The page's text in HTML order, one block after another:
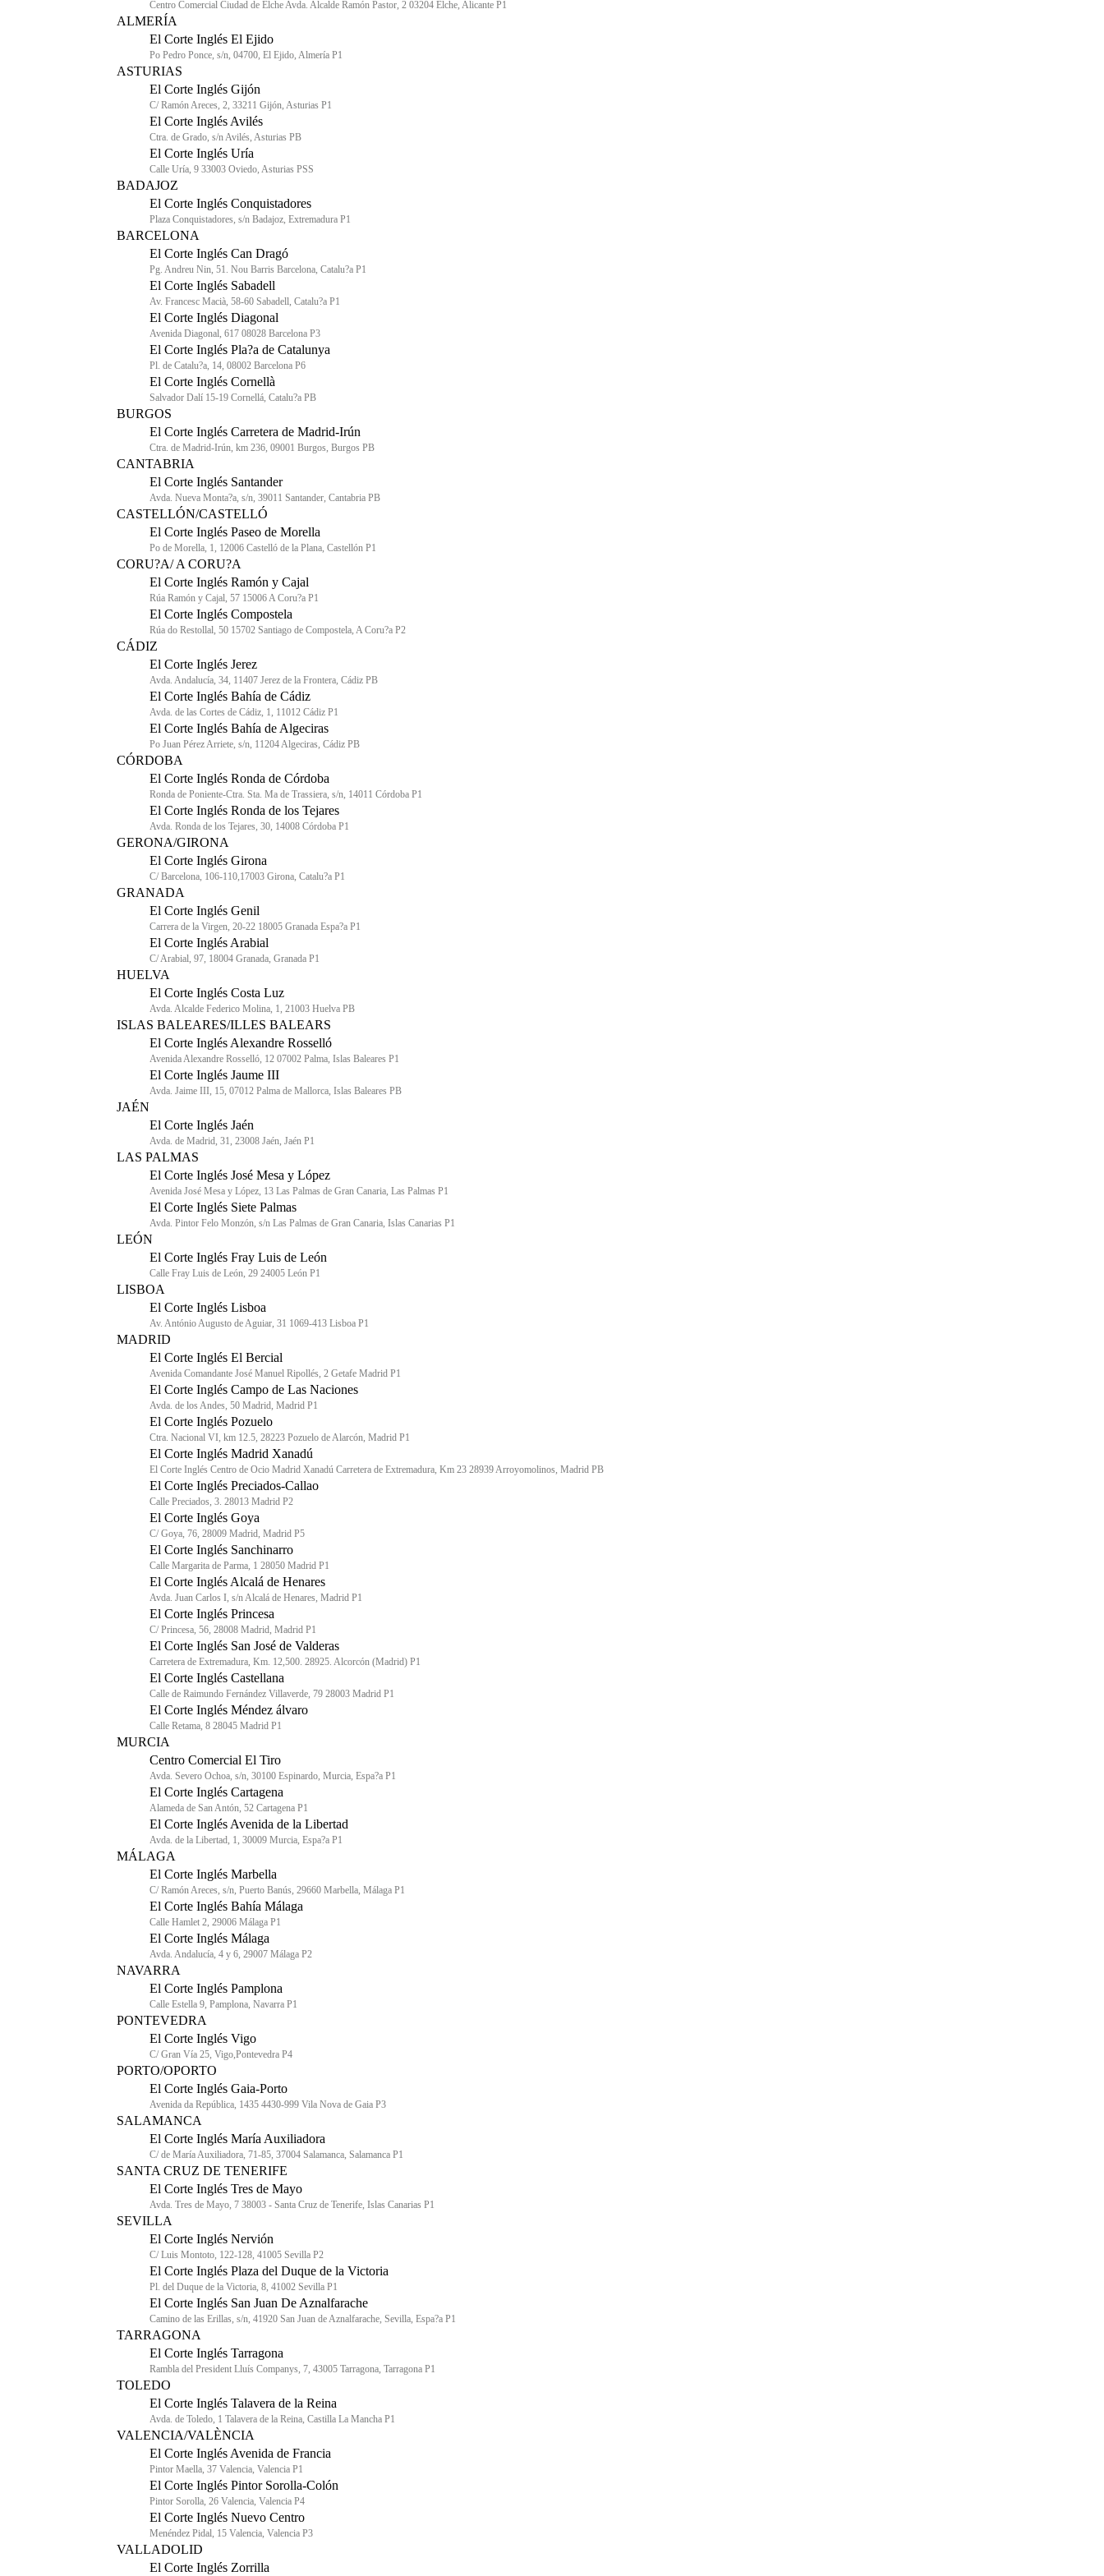
Centro Comercial Ciudad de Elche Avda. Alcalde Ramón Pastor, 2 03204 Elche, Alicante P1
ALMERÍA
El Corte Inglés El Ejido
Po Pedro Ponce, s/n, 04700, El Ejido, Almería P1
ASTURIAS
El Corte Inglés Gijón
C/ Ramón Areces, 2, 33211 Gijón, Asturias P1
El Corte Inglés Avilés
Ctra. de Grado, s/n Avilés, Asturias PB
El Corte Inglés Uría
Calle Uría, 9 33003 Oviedo, Asturias PSS
BADAJOZ
El Corte Inglés Conquistadores
Plaza Conquistadores, s/n Badajoz, Extremadura P1
BARCELONA
El Corte Inglés Can Dragó
Pg. Andreu Nin, 51. Nou Barris Barcelona, Catalu?a P1
El Corte Inglés Sabadell
Av. Francesc Macià, 58-60 Sabadell, Catalu?a P1
El Corte Inglés Diagonal
Avenida Diagonal, 617 08028 Barcelona P3
El Corte Inglés Pla?a de Catalunya
Pl. de Catalu?a, 14, 08002 Barcelona P6
El Corte Inglés Cornellà
Salvador Dalí 15-19 Cornellá, Catalu?a PB
BURGOS
El Corte Inglés Carretera de Madrid-Irún
Ctra. de Madrid-Irún, km 236, 09001 Burgos, Burgos PB
CANTABRIA
El Corte Inglés Santander
Avda. Nueva Monta?a, s/n, 39011 Santander, Cantabria PB
CASTELLÓN/CASTELLÓ
El Corte Inglés Paseo de Morella
Po de Morella, 1, 12006 Castelló de la Plana, Castellón P1
CORU?A/ A CORU?A
El Corte Inglés Ramón y Cajal
Rúa Ramón y Cajal, 57 15006 A Coru?a P1
El Corte Inglés Compostela
Rúa do Restollal, 50 15702 Santiago de Compostela, A Coru?a P2
CÁDIZ
El Corte Inglés Jerez
Avda. Andalucía, 34, 11407 Jerez de la Frontera, Cádiz PB
El Corte Inglés Bahía de Cádiz
Avda. de las Cortes de Cádiz, 1, 11012 Cádiz P1
El Corte Inglés Bahía de Algeciras
Po Juan Pérez Arriete, s/n, 11204 Algeciras, Cádiz PB
CÓRDOBA
El Corte Inglés Ronda de Córdoba
Ronda de Poniente-Ctra. Sta. Ma de Trassiera, s/n, 14011 Córdoba P1
El Corte Inglés Ronda de los Tejares
Avda. Ronda de los Tejares, 30, 14008 Córdoba P1
GERONA/GIRONA
El Corte Inglés Girona
C/ Barcelona, 106-110,17003 Girona, Catalu?a P1
GRANADA
El Corte Inglés Genil
Carrera de la Virgen, 20-22 18005 Granada Espa?a P1
El Corte Inglés Arabial
C/ Arabial, 97, 18004 Granada, Granada P1
HUELVA
El Corte Inglés Costa Luz
Avda. Alcalde Federico Molina, 1, 21003 Huelva PB
ISLAS BALEARES/ILLES BALEARS
El Corte Inglés Alexandre Rosselló
Avenida Alexandre Rosselló, 12 07002 Palma, Islas Baleares P1
El Corte Inglés Jaume III
Avda. Jaime III, 15, 07012 Palma de Mallorca, Islas Baleares PB
JAÉN
El Corte Inglés Jaén
Avda. de Madrid, 31, 23008 Jaén, Jaén P1
LAS PALMAS
El Corte Inglés José Mesa y López
Avenida José Mesa y López, 13 Las Palmas de Gran Canaria, Las Palmas P1
El Corte Inglés Siete Palmas
Avda. Pintor Felo Monzón, s/n Las Palmas de Gran Canaria, Islas Canarias P1
LEÓN
El Corte Inglés Fray Luis de León
Calle Fray Luis de León, 29 24005 León P1
LISBOA
El Corte Inglés Lisboa
Av. António Augusto de Aguiar, 31 1069-413 Lisboa P1
MADRID
El Corte Inglés El Bercial
Avenida Comandante José Manuel Ripollés, 2 Getafe Madrid P1
El Corte Inglés Campo de Las Naciones
Avda. de los Andes, 50 Madrid, Madrid P1
El Corte Inglés Pozuelo
Ctra. Nacional VI, km 12.5, 28223 Pozuelo de Alarcón, Madrid P1
El Corte Inglés Madrid Xanadú
El Corte Inglés Centro de Ocio Madrid Xanadú Carretera de Extremadura, Km 23 28939 Arroyomolinos, Madrid PB
El Corte Inglés Preciados-Callao
Calle Preciados, 3. 28013 Madrid P2
El Corte Inglés Goya
C/ Goya, 76, 28009 Madrid, Madrid P5
El Corte Inglés Sanchinarro
Calle Margarita de Parma, 1 28050 Madrid P1
El Corte Inglés Alcalá de Henares
Avda. Juan Carlos I, s/n Alcalá de Henares, Madrid P1
El Corte Inglés Princesa
C/ Princesa, 56, 28008 Madrid, Madrid P1
El Corte Inglés San José de Valderas
Carretera de Extremadura, Km. 12,500. 28925. Alcorcón (Madrid) P1
El Corte Inglés Castellana
Calle de Raimundo Fernández Villaverde, 79 28003 Madrid P1
El Corte Inglés Méndez álvaro
Calle Retama, 8 28045 Madrid P1
MURCIA
Centro Comercial El Tiro
Avda. Severo Ochoa, s/n, 30100 Espinardo, Murcia, Espa?a P1
El Corte Inglés Cartagena
Alameda de San Antón, 52 Cartagena P1
El Corte Inglés Avenida de la Libertad
Avda. de la Libertad, 1, 30009 Murcia, Espa?a P1
MÁLAGA
El Corte Inglés Marbella
C/ Ramón Areces, s/n, Puerto Banús, 29660 Marbella, Málaga P1
El Corte Inglés Bahía Málaga
Calle Hamlet 2, 29006 Málaga P1
El Corte Inglés Málaga
Avda. Andalucía, 4 y 6, 29007 Málaga P2
NAVARRA
El Corte Inglés Pamplona
Calle Estella 9, Pamplona, Navarra P1
PONTEVEDRA
El Corte Inglés Vigo
C/ Gran Vía 25, Vigo,Pontevedra P4
PORTO/OPORTO
El Corte Inglés Gaia-Porto
Avenida da República, 1435 4430-999 Vila Nova de Gaia P3
SALAMANCA
El Corte Inglés María Auxiliadora
C/ de María Auxiliadora, 71-85, 37004 Salamanca, Salamanca P1
SANTA CRUZ DE TENERIFE
El Corte Inglés Tres de Mayo
Avda. Tres de Mayo, 7 38003 - Santa Cruz de Tenerife, Islas Canarias P1
SEVILLA
El Corte Inglés Nervión
C/ Luis Montoto, 122-128, 41005 Sevilla P2
El Corte Inglés Plaza del Duque de la Victoria
Pl. del Duque de la Victoria, 8, 41002 Sevilla P1
El Corte Inglés San Juan De Aznalfarache
Camino de las Erillas, s/n, 41920 San Juan de Aznalfarache, Sevilla, Espa?a P1
TARRAGONA
El Corte Inglés Tarragona
Rambla del President Lluís Companys, 7, 43005 Tarragona, Tarragona P1
TOLEDO
El Corte Inglés Talavera de la Reina
Avda. de Toledo, 1 Talavera de la Reina, Castilla La Mancha P1
VALENCIA/VALÈNCIA
El Corte Inglés Avenida de Francia
Pintor Maella, 37 Valencia, Valencia P1
El Corte Inglés Pintor Sorolla-Colón
Pintor Sorolla, 26 Valencia, Valencia P4
El Corte Inglés Nuevo Centro
Menéndez Pidal, 15 Valencia, Valencia P3
VALLADOLID
El Corte Inglés Zorrilla